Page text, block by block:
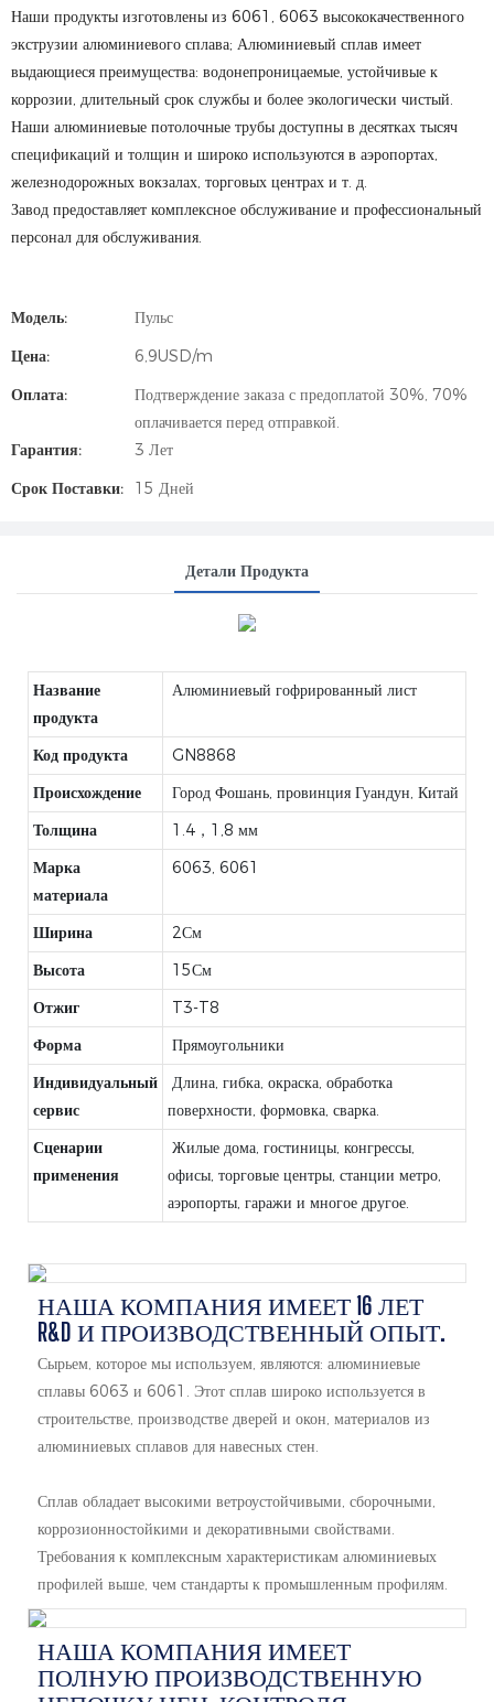
Наши продукты изготовлены из 6061, 6063 высококачественного
экструзии алюминиевого сплава; Алюминиевый сплав имеет
выдающиеся преимущества: водонепроницаемые, устойчивые к
коррозии, длительный срок службы и более экологически чистый.
Наши алюминиевые потолочные трубы доступны в десятках тысяч
спецификаций и толщин и широко используются в аэропортах,
железнодорожных вокзалах, торговых центрах и т. д.
Завод предоставляет комплексное обслуживание и профессиональный
персонал для обслуживания.
Модель:
Пульс
Цена:
6,9USD/m
Оплата:
Подтверждение заказа с предоплатой 30%, 70%
оплачивается перед отправкой.
Гарантия:
3 Лет
Срок Поставки:
15 Дней
Детали Продукта
Название
продукта
Алюминиевый гофрированный лист
Код продукта
GN8868
Происхождение
Город Фошань, провинция Гуандун, Китай
Толщина
1.4，1,8 мм
Марка
материала
6063, 6061
Ширина
2См
Высота
15См
Отжиг
T3-T8
Форма
Прямоугольники
Индивидуальный
сервис
Длина, гибка, окраска, обработка
поверхности, формовка, сварка.
Сценарии
применения
Жилые дома, гостиницы, конгрессы,
офисы, торговые центры, станции метро, ​​
аэропорты, гаражи и многое другое.
НАША КОМПАНИЯ ИМЕЕТ 16 ЛЕТ
R&D И ПРОИЗВОДСТВЕННЫЙ ОПЫТ.
Сырьем, которое мы используем, являются: алюминиевые
сплавы 6063 и 6061. Этот сплав широко используется в
строительстве, производстве дверей и окон, материалов из
алюминиевых сплавов для навесных стен.
Сплав обладает высокими ветроустойчивыми, сборочными,
коррозионностойкими и декоративными свойствами.
Требования к комплексным характеристикам алюминиевых
профилей выше, чем стандарты к промышленным профилям.
НАША КОМПАНИЯ ИМЕЕТ
ПОЛНУЮ ПРОИЗВОДСТВЕННУЮ